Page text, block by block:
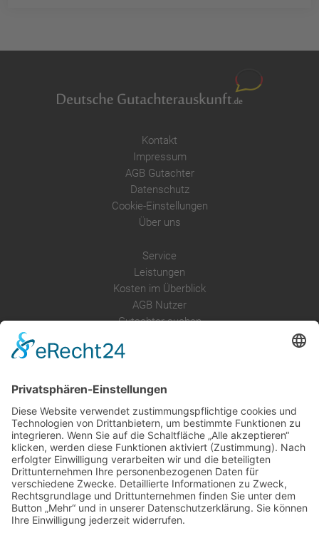
Kontakt
Impressum
AGB Gutachter
Datenschutz
Cookie-Einstellungen
Über uns
Service
Leistungen
Kosten im Überblick
AGB Nutzer
Gutachter suchen
Anfrage
Presse
Partner: Der DGuSV
als Gutachter eintragen
Infos für Suchende